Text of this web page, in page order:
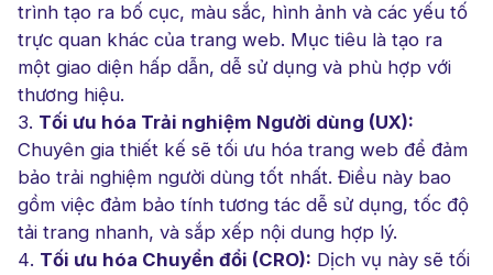
trình tạo ra bố cục, màu sắc, hình ảnh và các yếu tố
trực quan khác của trang web. Mục tiêu là tạo ra
một giao diện hấp dẫn, dễ sử dụng và phù hợp với
thương hiệu.
Tối ưu hóa Trải nghiệm Người dùng (UX):
Chuyên gia thiết kế sẽ tối ưu hóa trang web để đảm
bảo trải nghiệm người dùng tốt nhất. Điều này bao
gồm việc đảm bảo tính tương tác dễ sử dụng, tốc độ
tải trang nhanh, và sắp xếp nội dung hợp lý.
Tối ưu hóa Chuyển đổi (CRO): Dịch vụ này sẽ tối